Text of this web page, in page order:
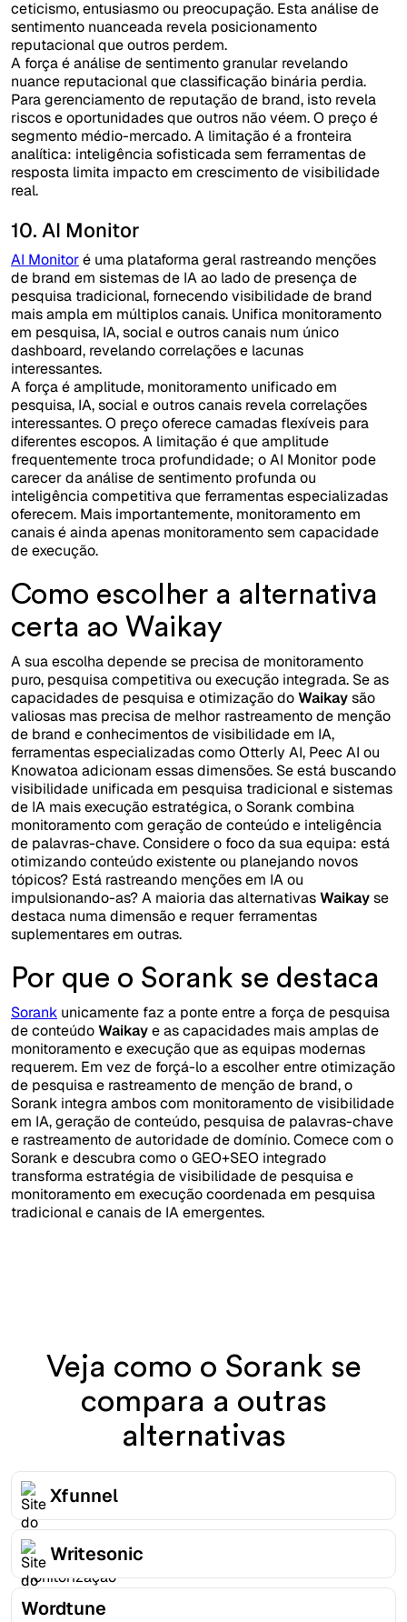
ceticismo, entusiasmo ou preocupação. Esta análise de
sentimento nuanceada revela posicionamento
reputacional que outros perdem.
A força é análise de sentimento granular revelando
nuance reputacional que classificação binária perdia.
Para gerenciamento de reputação de brand, isto revela
riscos e oportunidades que outros não véem. O preço é
segmento médio-mercado. A limitação é a fronteira
analítica: inteligência sofisticada sem ferramentas de
resposta limita impacto em crescimento de visibilidade
real.
10. AI Monitor
AI Monitoré uma plataforma geral rastreando menções
de brand em sistemas de IA ao lado de presença de
pesquisa tradicional, fornecendo visibilidade de brand
mais ampla em múltiplos canais. Unifica monitoramento
em pesquisa, IA, social e outros canais num único
dashboard, revelando correlações e lacunas
interessantes.
A força é amplitude, monitoramento unificado em
pesquisa, IA, social e outros canais revela correlações
interessantes. O preço oferece camadas flexíveis para
diferentes escopos. A limitação é que amplitude
frequentemente troca profundidade; o AI Monitor pode
carecer da análise de sentimento profunda ou
inteligência competitiva que ferramentas especializadas
oferecem. Mais importantemente, monitoramento em
canais é ainda apenas monitoramento sem capacidade
de execução.
Como escolher a alternativa
certa ao Waikay
A sua escolha depende se precisa de monitoramento
puro, pesquisa competitiva ou execução integrada. Se as
capacidades de pesquisa e otimização doWaikaysão
valiosas mas precisa de melhor rastreamento de menção
de brand e conhecimentos de visibilidade em IA,
ferramentas especializadas como Otterly AI, Peec AI ou
Knowatoa adicionam essas dimensões. Se está buscando
visibilidade unificada em pesquisa tradicional e sistemas
de IA mais execução estratégica, o Sorank combina
monitoramento com geração de conteúdo e inteligência
de palavras-chave. Considere o foco da sua equipa: está
otimizando conteúdo existente ou planejando novos
tópicos? Está rastreando menções em IA ou
impulsionando-as? A maioria das alternativasWaikayse
destaca numa dimensão e requer ferramentas
suplementares em outras.
Por que o Sorank se destaca
Sorank unicamente faz a ponte entre a força de pesquisa
de conteúdoWaikaye as capacidades mais amplas de
monitoramento e execução que as equipas modernas
requerem. Em vez de forçá-lo a escolher entre otimização
de pesquisa e rastreamento de menção de brand, o
Sorank integra ambos com monitoramento de visibilidade
em IA, geração de conteúdo, pesquisa de palavras-chave
e rastreamento de autoridade de domínio. Comece com o
Sorank e descubra como o GEO+SEO integrado
transforma estratégia de visibilidade de pesquisa e
monitoramento em execução coordenada em pesquisa
tradicional e canais de IA emergentes.
Veja como o Sorank se
compara a outras
alternativas
Xfunnel
Writesonic
Wordtune